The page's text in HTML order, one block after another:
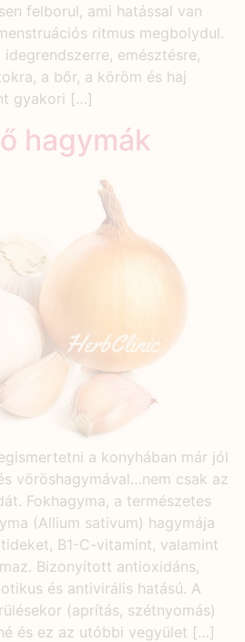
felborul, ami hatással van
ritmus megbolydul.
emésztésre,
a bőr, a köröm és haj
gyakori […]
hagymák
a konyhában már jól
vöröshagymával…nem csak az
Fokhagyma, a természetes
(Allium sativum) hagymája
B1-C-vitamint, valamint
Bizonyított antioxidáns,
és antivirális hatású. A
(aprítás, szétnyomás)
és ez az utóbbi vegyület […]